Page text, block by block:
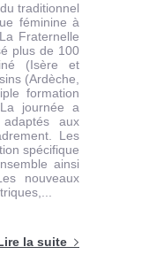
traditionnel
féminine à
Fraternelle
plus de 100
(Isère et
(Ardèche,
formation
journée a
aux
Les
spécifique
ainsi
nouveaux
la suite